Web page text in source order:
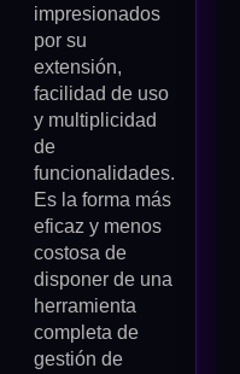
impresionados
por su
extensión,
facilidad de uso
y multiplicidad
de
funcionalidades.
Es la forma más
eficaz y menos
costosa de
disponer de una
herramienta
completa de
gestión de